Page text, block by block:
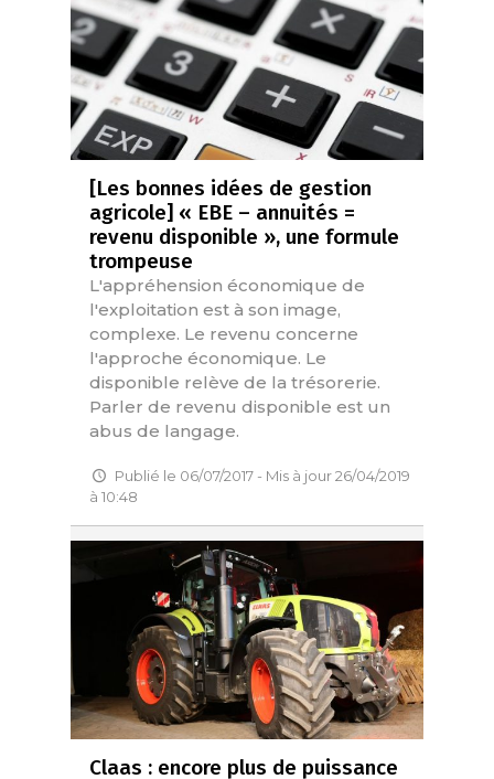
[Les bonnes idées de gestion
agricole] « EBE – annuités =
revenu disponible », une formule
trompeuse
L'appréhension économique de
l'exploitation est à son image,
complexe. Le revenu concerne
l'approche économique. Le
disponible relève de la trésorerie.
Parler de revenu disponible est un
abus de langage.
Publié le 06/07/2017 - Mis à jour 26/04/2019
à 10:48
Claas : encore plus de puissance